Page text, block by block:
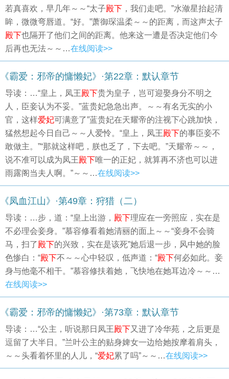
若真喜欢，早几年～～“太子殿下 ，我们走吧。”水潋星抬起清
眸，微微弯唇道。“好。”萧御琛温柔～～的距离，而这声太子
殿下也隔开了他们之间的距离。他来这一遭是否决定他们今
后再也无法～～…在线阅读>>
《霸爱：邪帝的慵懒妃》·第22章：默认章节
导读：…“皇上，凤王殿下贵为皇子，岂可迎娶身分不明之
人，臣妾认为不妥。”蓝贵妃急急出声。～～有名无实的小
官，这样爱妃可满意了”蓝贵妃在天耀帝的注视下心跳加快，
猛然想起今日自己～～人爱怜。“皇上，凤王殿下的事臣妾不
敢做主。”“那就这样吧，朕也乏了，下去吧。”天耀帝～～，
说不准可以成为凤王殿下唯一的正妃，就算再不济也可以进
雨露阁当夫人啊。”～～…在线阅读>>
《凤血江山》·第49章：狩猎（二）
导读：…步，道：“皇上出游， 殿下理应在一旁照应，实在是
不必理会妾身。”慕容修看着她清丽的面上～～“妾身不会骑
马，扫了殿下的兴致，实在是该死”她后退一步，风中她的脸
色惨白：“殿下不～～心中轻叹，低声道：“殿下何必如此。妾
身与他毫不相干。”慕容修扶着她，飞快地在她耳边冷～～…
在线阅读>>
《霸爱：邪帝的慵懒妃》·第73章：默认章节
导读：…“公主，听说那日凤王殿下又进了冷华苑，之后更是
逗留了大半日。”兰叶公主的贴身婢女一边给她按摩着肩头，
～～头看着怀里的人儿，“爱妃累了吗”～～…在线阅读>>